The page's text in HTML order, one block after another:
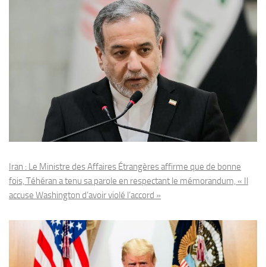
Iran : Le Ministre des Affaires Étrangères affirme que de bonne
fois, Téhéran a tenu sa parole en respectant le mémorandum, « Il
accuse Washington d’avoir violé l’accord »